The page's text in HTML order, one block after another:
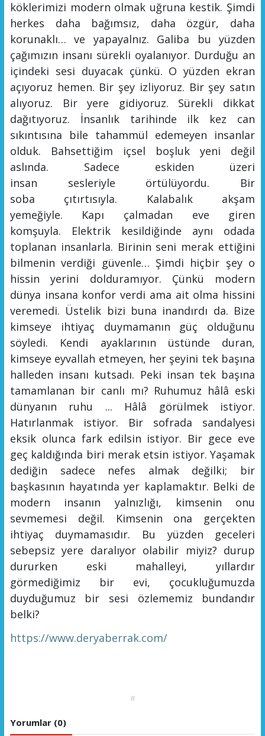
köklerimizi modern olmak uğruna kestik. Şimdi
herkes daha bağımsız, daha özgür, daha
korunaklı… ve yapayalnız.
Galiba bu yüzden
çağımızın insanı sürekli oyalanıyor. Durduğu an
içindeki sesi duyacak çünkü. O yüzden ekran
açıyoruz hemen. Bir şey izliyoruz. Bir şey satın
alıyoruz. Bir yere gidiyoruz. Sürekli dikkat
dağıtıyoruz. İnsanlık tarihinde ilk kez can
sıkıntısına bile tahammül edemeyen insanlar
olduk. Bahsettiğim içsel boşluk yeni değil
aslında.
Sadece eskiden üzeri
insan sesleriyle örtülüyordu.
Bir
soba çıtırtısıyla. Kalabalıkakşam
yemeğiyle.
Kapı çalmadan eve giren
komşuyla.
Elektrik kesildiğinde aynı odada
toplanan insanlarla. Birinin seni merak ettiğini
bilmenin verdiği güvenle… Şimdi hiçbir şey o
hissin yerini dolduramıyor. Çünkü modern
dünya insana konfor verdi ama ait olma hissini
veremedi. Üstelik bizi buna inandırdı da. Bize
kimseye ihtiyaç duymamanın güç olduğunu
söyledi. Kendi ayaklarının üstünde duran,
kimseye eyvallah etmeyen, her şeyini tek başına
halleden insanı kutsadı. Peki insan tek başına
tamamlanan bir canlı mı? Ruhumuz hâlâ eski
dünyanın ruhu
... Hâlâ görülmek istiyor.
Hatırlanmak istiyor. Bir sofrada sandalyesi
eksik olunca fark edilsin istiyor. Bir gece eve
geç kaldığında biri merak etsin istiyor.Yaşamak
dediğin sadece nefes almak değilki; bir
başkasının hayatında yer kaplamaktır. Belki de
modern insanın yalnızlığı, kimsenin onu
sevmemesi değil. Kimsenin ona gerçekten
ihtiyaç duymamasıdır.
Bu yüzden geceleri
sebepsiz yere daralıyorolabilir miyiz? durup
dururken eski mahalleyi, yıllardır
görmediğimiz bir evi, çocukluğumuzda
duyduğumuz bir sesi özlememiz bundandır
belki?
https://www.deryaberrak.com/
#
Yorumlar (0)